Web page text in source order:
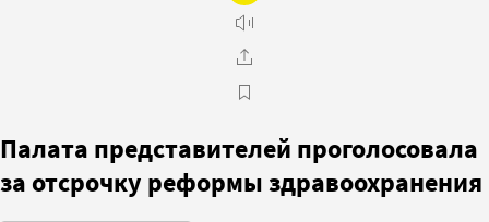
Палата представителей проголосовала
за отсрочку реформы здравоохранения